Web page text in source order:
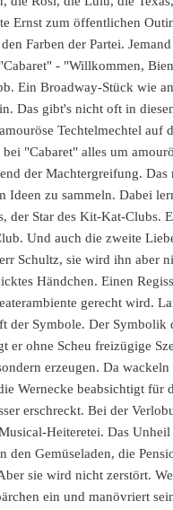
Ernst zum öffentlichen
Farben der Partei.
- "Willkommen,
Ein Broadway-Stück wie
Das gibt's nicht oft in
Techtelmechtel auf
"Cabaret" alles um
der Machtergreifung.
Ideen zu sammeln. Dabei
der Star des Kit-Kat-Clubs.
Und auch die zweite
Schultz, sie wird ihn aber
Händchen. Einen
gerecht wird.
der Symbole. Der Symbolik
er ohne Scheu freizügige
erzeugen. Da
Wernecke beabsichtigt
erschreckt. Bei der
Heiteretei. Das
den Gemüseladen, die
sie wird nicht zerstört.
ein und manövriert